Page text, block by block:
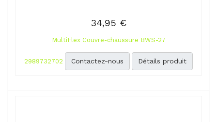
34,95 €
MultiFlex Couvre-chaussure BWS-27
2989732702 Contactez-nous Détails produit